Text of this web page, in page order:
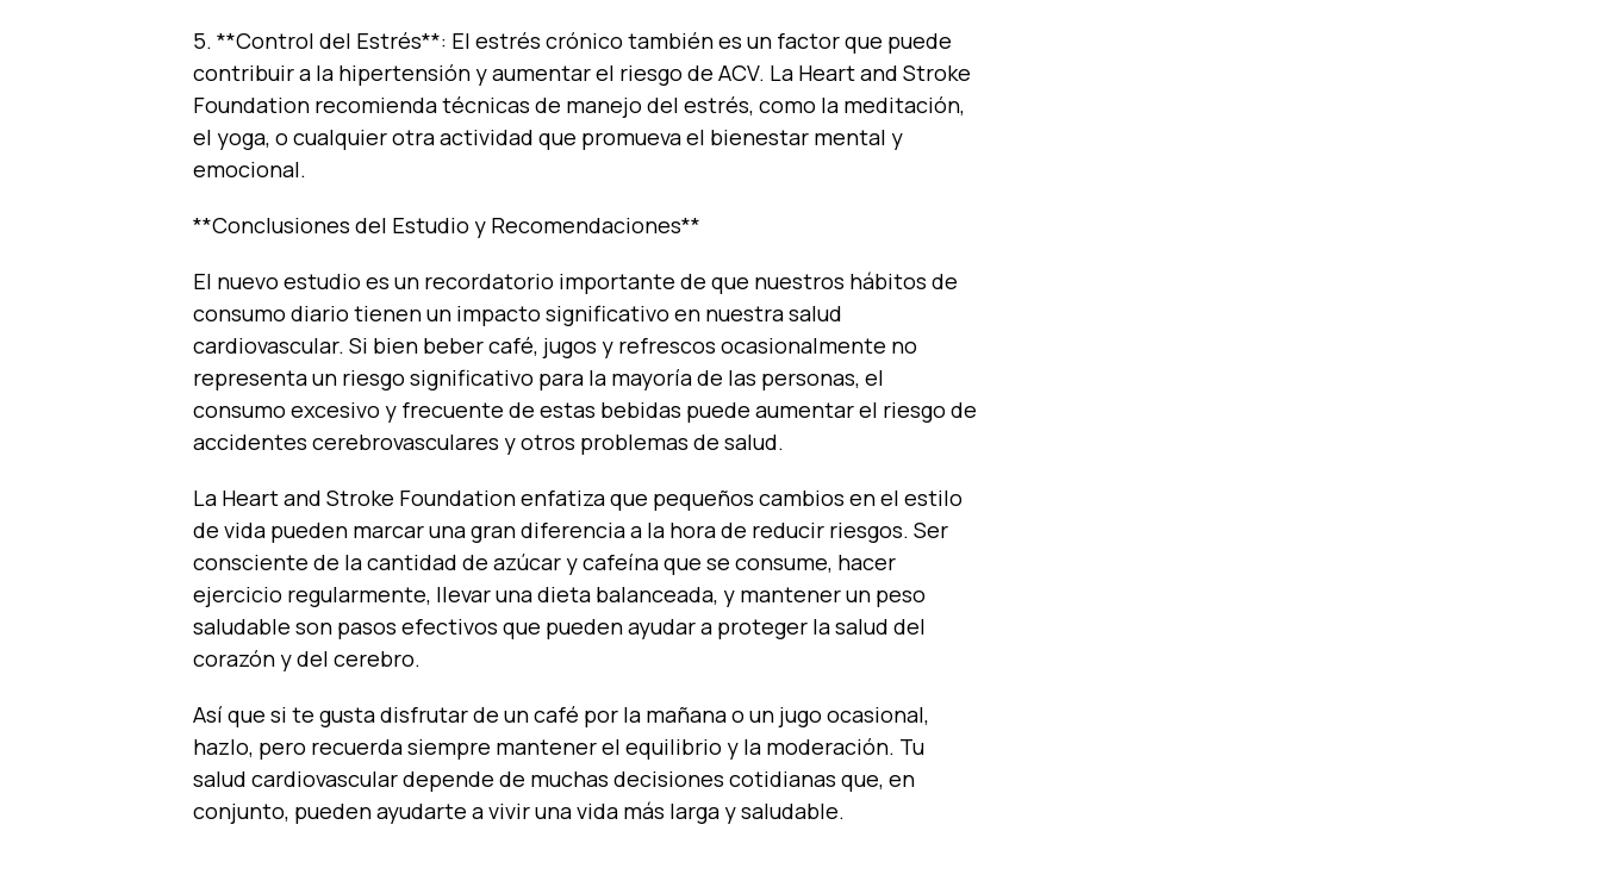
5. **Control del Estrés**: El estrés crónico también es un factor que puede
contribuir a la hipertensión y aumentar el riesgo de ACV. La Heart and Stroke
Foundation recomienda técnicas de manejo del estrés, como la meditación,
el yoga, o cualquier otra actividad que promueva el bienestar mental y
emocional.
**Conclusiones del Estudio y Recomendaciones**
El nuevo estudio es un recordatorio importante de que nuestros hábitos de
consumo diario tienen un impacto significativo en nuestra salud
cardiovascular. Si bien beber café, jugos y refrescos ocasionalmente no
representa un riesgo significativo para la mayoría de las personas, el
consumo excesivo y frecuente de estas bebidas puede aumentar el riesgo de
accidentes cerebrovasculares y otros problemas de salud.
La Heart and Stroke Foundation enfatiza que pequeños cambios en el estilo
de vida pueden marcar una gran diferencia a la hora de reducir riesgos. Ser
consciente de la cantidad de azúcar y cafeína que se consume, hacer
ejercicio regularmente, llevar una dieta balanceada, y mantener un peso
saludable son pasos efectivos que pueden ayudar a proteger la salud del
corazón y del cerebro.
Así que si te gusta disfrutar de un café por la mañana o un jugo ocasional,
hazlo, pero recuerda siempre mantener el equilibrio y la moderación. Tu
salud cardiovascular depende de muchas decisiones cotidianas que, en
conjunto, pueden ayudarte a vivir una vida más larga y saludable.